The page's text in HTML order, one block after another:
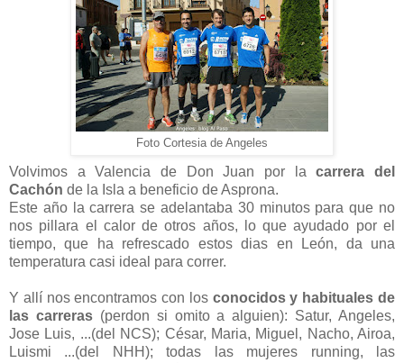
Foto Cortesia de Angeles
Volvimos a Valencia de Don Juan por lacarrera del
Cachón de la Isla a beneficio de Asprona.
Este año la carrera se adelantaba 30 minutos para que no
nos pillara el calor de otros años, lo que ayudado por el
tiempo, que ha refrescado estos dias en León, da una
temperatura casi ideal para correr.
Y allí nos encontramos con los conocidos y habituales de
las carreras(perdon si omito a alguien): Satur, Angeles,
Jose Luis, ...(del NCS); César, Maria, Miguel, Nacho, Airoa,
Luismi ...(del NHH); todas las mujeres running, las